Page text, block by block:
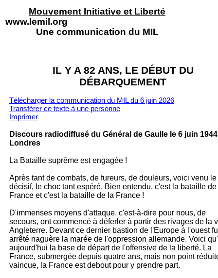
Mouvement Initiative et Liberté
www.lemil.org
Une communication du MIL
IL Y A 82 ANS, LE DÉBUT DU
DÉBARQUEMENT
Télécharger la communication du MIL du 6 juin 2026
Transférer ce texte à une personne
Imprimer
Discours radiodiffusé du Général de Gaulle le 6 juin
Londres
La Bataille suprême est engagée !
Après tant de combats, de fureurs, de douleurs, voici venu
décisif, le choc tant espéré. Bien entendu, c'est la bataille de
France et c'est la bataille de la France !
D'immenses moyens d'attaque, c'est-à-dire pour nous, de
secours, ont commencé à déferler à partir des rivages de la
Angleterre. Devant ce dernier bastion de l'Europe à l'ouest
arrêté naguère la marée de l'oppression allemande. Voici
aujourd'hui la base de départ de l'offensive de la liberté. La
France, submergée depuis quatre ans, mais non point
vaincue, la France est debout pour y prendre part.